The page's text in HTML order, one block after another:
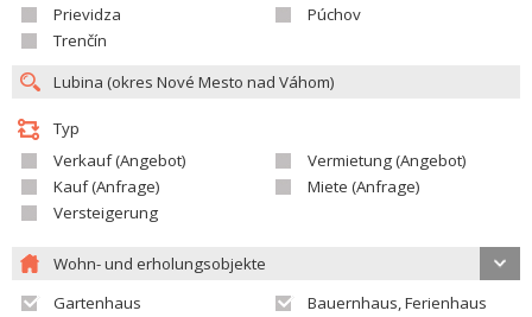
Prievidza
Púchov
Trenčín
Typ
Verkauf (Angebot)
Vermietung (Angebot)
Kauf (Anfrage)
Miete (Anfrage)
Versteigerung
Wohn- und erholungsobjekte
Gartenhaus
Bauernhaus, Ferienhaus